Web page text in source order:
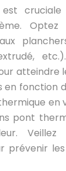
est
atteindre
en fonction
en
pont
prévenir